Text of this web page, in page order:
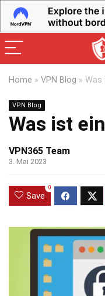
Home » VPN Blog » Was
VPN Blog
Was ist
VPN365 Team
3. Mai 2023
Save
0